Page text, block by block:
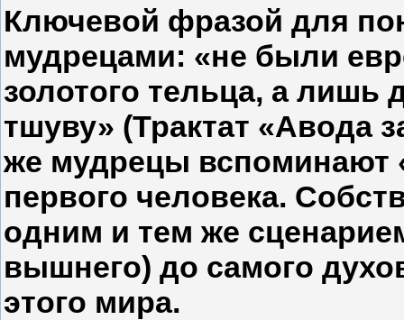
Ключевой фразой для
мудрецами: «не были
золотого тельца, а лишь
тшуву» (Трактат «Авода
же мудрецы вспоминают
первого человека.
одним и тем же
вышнего) до самого
этого мира.